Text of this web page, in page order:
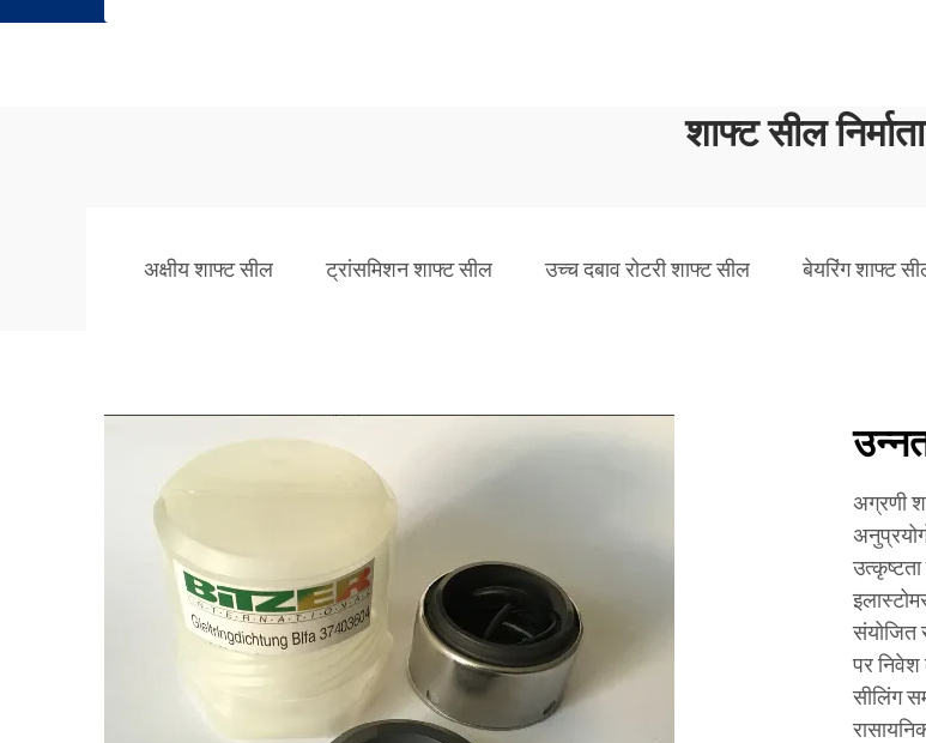
शाफ्ट सील निर्माता
अक्षीय शाफ्ट सील ट्रांसमिशन शाफ्ट सील उच्च दबाव रोटरी शाफ्ट सील बेयरिंग शाफ्ट
अग्रणी
संयोजित
पर निवेश
सीलिंग